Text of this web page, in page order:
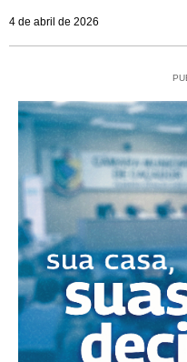
4 de abril de 2026